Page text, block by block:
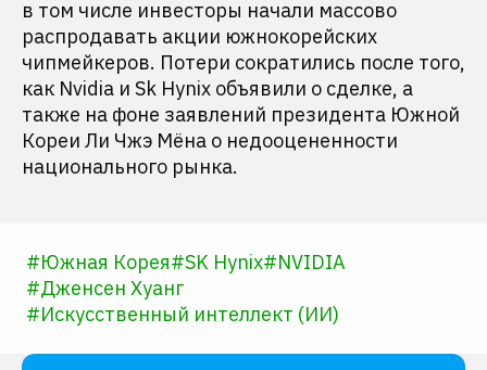
в том числе инвесторы начали массово
распродавать акции южнокорейских
чипмейкеров. Потери сократились после того,
как Nvidia и Sk Hynix объявили о сделке, а
также на фоне заявлений президента Южной
Кореи Ли Чжэ Мёна о недооцененности
национального рынка.
#Южная Корея#SK Hynix#NVIDIA
#Дженсен Хуанг
#Искусственный интеллект (ИИ)